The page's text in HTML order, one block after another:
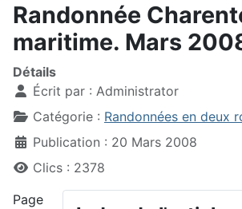
Randonnée
maritime. Mars
Détails
Écrit par : Administrator
Catégorie : Randonnées en deux
Publication : 20 Mars 2008
Clics : 2378
Page